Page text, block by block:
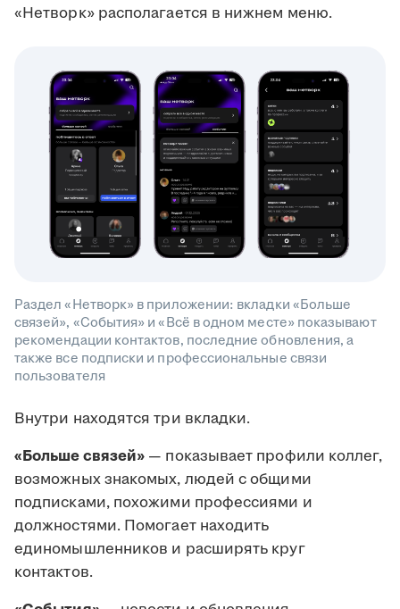
«Нетворк» располагается в нижнем меню.
Раздел «Нетворк» в приложении: вкладки «Больше
связей», «События» и «Всё в одном месте» показывают
рекомендации контактов, последние обновления, а
также все подписки и профессиональные связи
пользователя
Внутри находятся три вкладки.
«Больше связей» — показывает профили коллег,
возможных знакомых, людей с общими
подписками, похожими профессиями и
должностями. Помогает находить
единомышленников и расширять круг
контактов.